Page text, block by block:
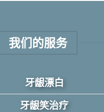
我们的服务
牙龈漂白
牙龈笑治疗